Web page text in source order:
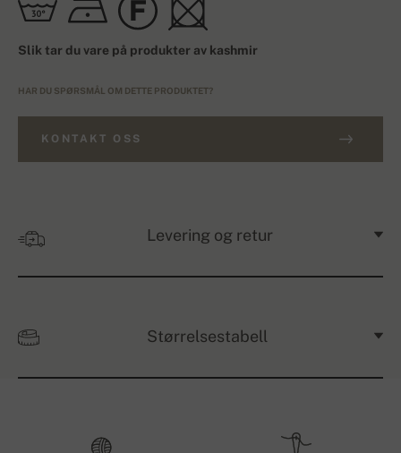
Slik tar du vare på produkter av kashmir
HAR DU SPØRSMÅL OM DETTE PRODUKTET?
KONTAKT OSS
Levering og retur
Størrelsestabell